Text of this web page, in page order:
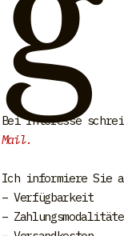
Bei Interesse
Mail.
Ich informiere Sie
– Verfügbarkeit
–